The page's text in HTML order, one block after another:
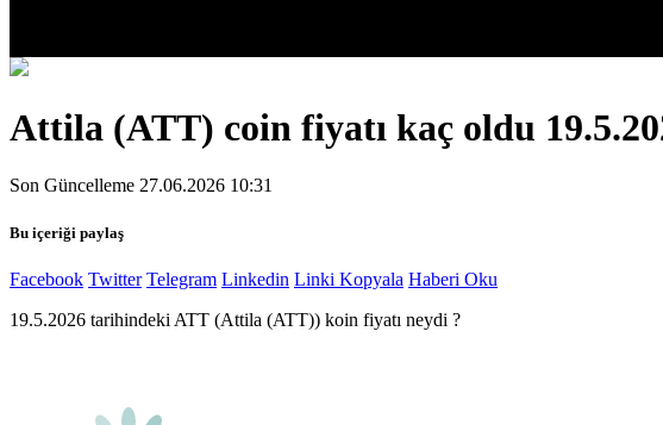
Attila (ATT) coin fiyatı kaç oldu
Son Güncelleme 27.06.2026 10:31
Bu içeriği paylaş
Facebook Twitter Telegram Linkedin Linki Kopyala Haberi Oku
19.5.2026 tarihindeki ATT (Attila (ATT)) koin fiyatı neydi ?